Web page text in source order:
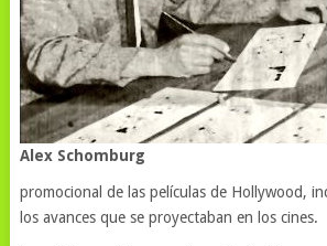
Alex Schomburg
promocional de las películas de Hollywood,
los avances que se proyectaban en los cines.